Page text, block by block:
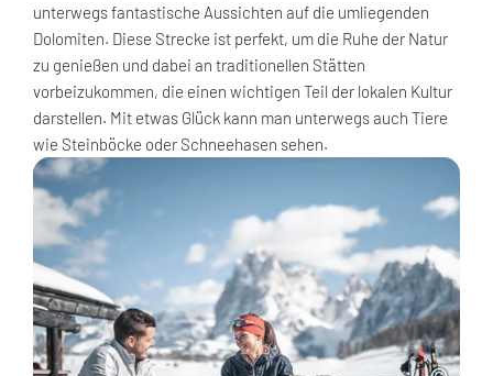
unterwegs fantastische Aussichten auf die umliegenden
Dolomiten. Diese Strecke ist perfekt, um die Ruhe der Natur
zu genießen und dabei an traditionellen Stätten
vorbeizukommen, die einen wichtigen Teil der lokalen Kultur
darstellen. Mit etwas Glück kann man unterwegs auch Tiere
wie Steinböcke oder Schneehasen sehen.